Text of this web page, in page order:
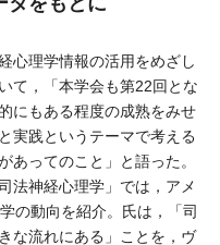
心理学情報の活用をめざし
て，「本学会も第22回とな
にもある程度の成熟をみせ
実践というテーマで考える
あってのこと」と語った。
法神経心理学」では，アメ
の動向を紹介。氏は，「司
な流れにある」ことを，ヴ